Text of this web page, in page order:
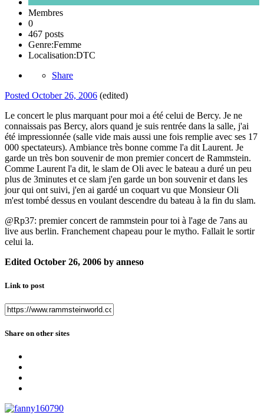
Membres
0
467 posts
Genre:Femme
Localisation:DTC
Share
Posted October 26, 2006 (edited)
Le concert le plus marquant pour moi a été celui de Bercy. Je ne
connaissais pas Bercy, alors quand je suis rentrée dans la salle, j'ai
été impressionnée (salle vide mais aussi une fois remplie avec ses 17
000 spectateurs). Ambiance très bonne comme l'a dit Laurent. Je
garde un très bon souvenir de mon premier concert de Rammstein.
Comme Laurent l'a dit, le slam de Oli avec le bateau a duré un peu
plus de 3minutes et ce slam j'en garde un bon souvenir et dans les
jour qui ont suivi, j'en ai gardé un coquart vu que Monsieur Oli
m'est tombé dessus en voulant descendre du bateau à la fin du slam.
@Rp37: premier concert de rammstein pour toi à l'age de 7ans au
live aus berlin. Franchement chapeau pour le mytho. Fallait le sortir
celui la.
Edited October 26, 2006 by anneso
Link to post
Share on other sites